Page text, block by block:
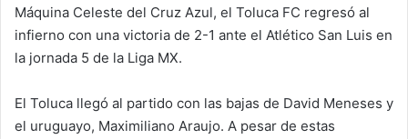
Máquina Celeste del Cruz Azul, el Toluca FC regresó al
infierno con una victoria de 2-1 ante el Atlético San Luis en
la jornada 5 de la Liga MX.
El Toluca llegó al partido con las bajas de David Meneses y
el uruguayo, Maximiliano Araujo. A pesar de estas